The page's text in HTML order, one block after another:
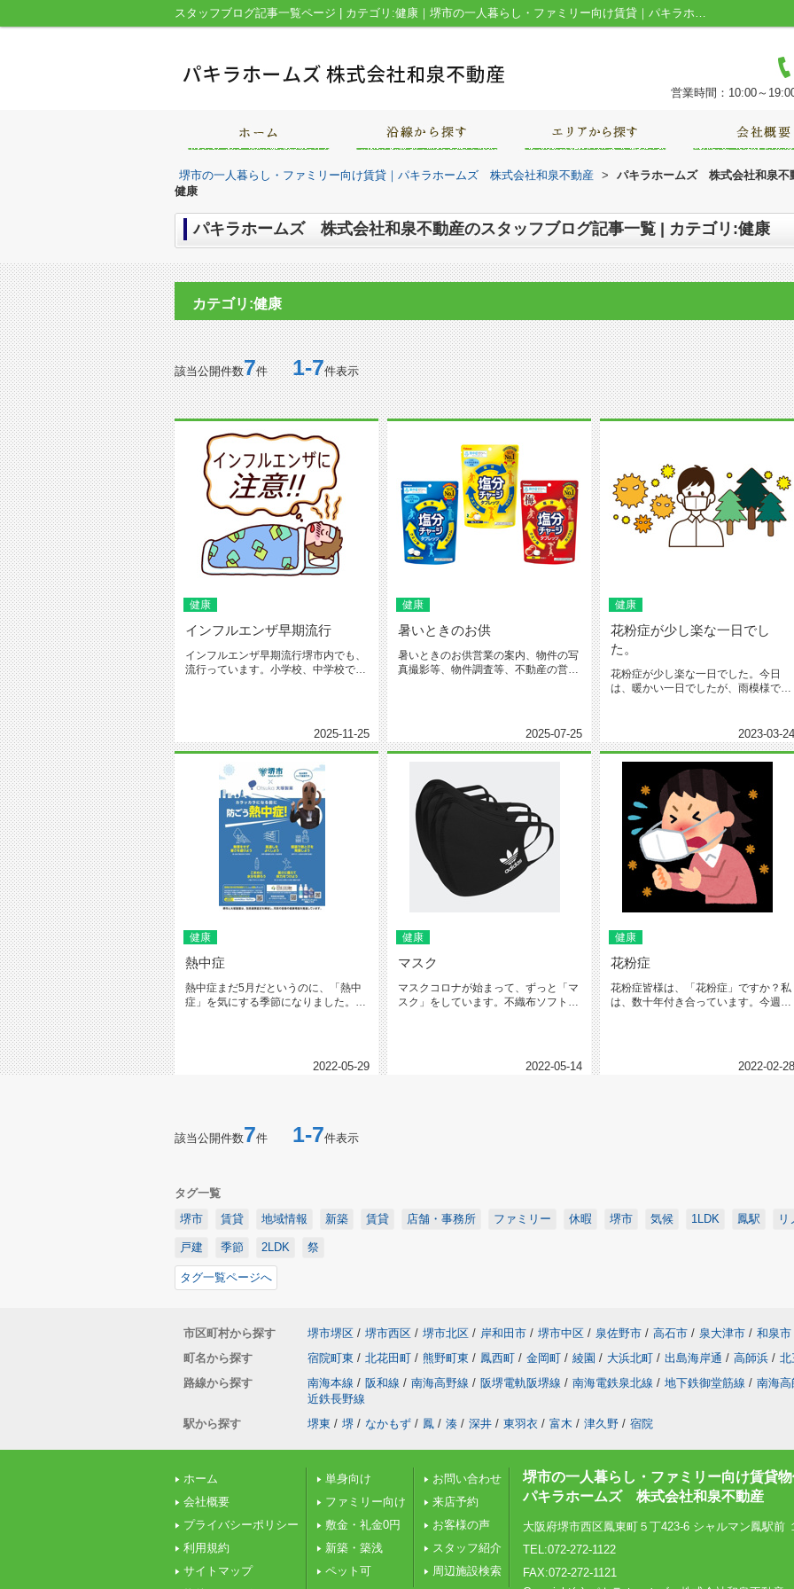
スタッフブログ記事一覧ページ | カテゴリ:健康｜堺市の一人暮らし・ファミリー向け賃貸｜パキラホームズ 株式会社和泉不動産
営業時間：10:00～
堺市の一人暮らし・ファミリー向け賃貸｜パキラホームズ 株式会社和泉不動産 >
パキラホームズ 株式会社和泉不
健康
パキラホームズ 株式会社和泉不動産のスタッフブログ記事一覧 | カテゴリ:健康
カテゴリ:健康
該当公開件数7件1-7件表示
健康
インフルエンザ早期流行
インフルエンザ早期流行堺市内でも、
流行っています。小学校、中学校でも
2025-11-25
健康
暑いときのお供
暑いときのお供営業の案内、物件の写
真撮影等、物件調査等、不動産の営業
2025-07-25
健康
花粉症が少し楽な一日でし
た。
花粉症が少し楽な一日でした。今日
は、暖かい一日でしたが、雨模様で花
2023-03-24
健康
熱中症
熱中症まだ5月だというのに、「熱中
症」を気にする季節になりました。ま
2022-05-29
健康
マスク
マスクコロナが始まって、ずっと「マ
スク」をしています。不織布ソフトマ
2022-05-14
健康
花粉症
花粉症皆様は、「花粉症」ですか？私
は、数十年付き合っています。今週
2022-02-28
該当公開件数7件 1-7件表示
タグ一覧
堺市
賃貸 地域情報 新築 賃貸 店舗・事務所 ファミリー 休暇 堺市 気候 1LDK 鳳駅 リ
戸建 季節 2LDK 祭
タグ一覧ページへ
市区町村から探す 堺市堺区 / 堺市西区 / 堺市北区 / 岸和田市 / 堺市中区 / 泉佐野市 / 高石市 / 泉大津市 / 和泉市
町名から探す
宿院町東 / 北花田町 / 熊野町東 / 鳳西町 / 金岡町 / 綾園 / 大浜北町 / 出島海岸通 / 高師浜 / 北
路線から探す
南海本線 / 阪和線 / 南海高野線 / 阪堺電軌阪堺線 / 南海電鉄泉北線 / 地下鉄御堂筋線 / 南海高
近鉄長野線
駅から探す
堺東 / 堺 / なかもず / 鳳 / 湊 / 深井 / 東羽衣 / 富木 / 津久野 / 宿院
ホーム
会社概要
プライバシーポリシー
利用規約
サイトマップ
単身向け
ファミリー向け
敷金・礼金0円
新築・築浅
ペット可
お問い合わせ
来店予約
お客様の声
スタッフ紹介
周辺施設検索
堺市の一人暮らし・ファミリー向け賃貸
パキラホームズ 株式会社和泉不動産
大阪府堺市西区鳳東町５丁423-6 シャルマン鳳駅前
TEL:072-272-1122
FAX:072-272-1121